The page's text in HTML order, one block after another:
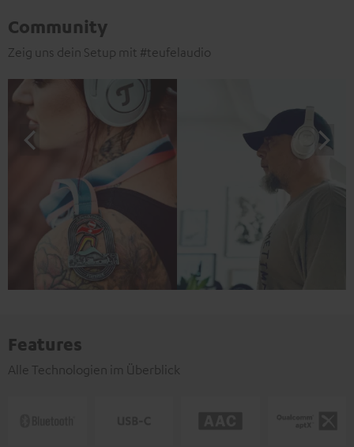
Community
Zeig uns dein Setup mit #teufelaudio
Features
Alle Technologien im Überblick